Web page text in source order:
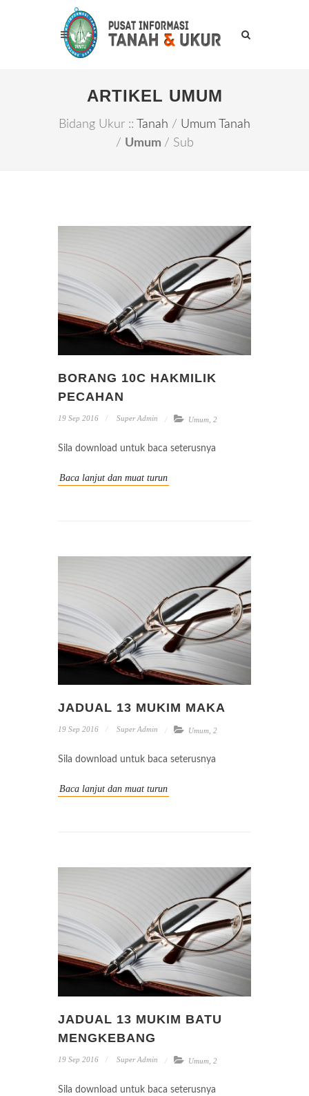
ARTIKEL UMUM
Bidang Ukur :: Tanah / Umum Tanah
/ Umum / Sub
BORANG 10C HAKMILIK
PECAHAN
19 Sep 2016 Super Admin Umum 2
Sila download untuk baca seterusnya
Baca lanjut dan muat turun
JADUAL 13 MUKIM MAKA
19 Sep 2016 Super Admin Umum, 2
Sila download untuk baca seterusnya
Baca lanjut dan muat turun
JADUAL 13 MUKIM BATU
MENGKEBANG
19 Sep 2016 Super Admin Umum 2
Sila download untuk baca seterusnya